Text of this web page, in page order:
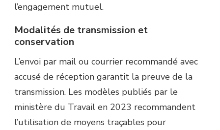
l’engagement mutuel.
Modalités de transmission et
conservation
L’envoi par mail ou courrier recommandé avec
accusé de réception garantit la preuve de la
transmission. Les modèles publiés par le
ministère du Travail en 2023 recommandent
l’utilisation de moyens traçables pour